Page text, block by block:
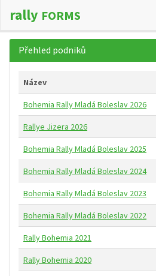
rally FORMS
Přehled podniků
Název
Bohemia Rally Mladá Boleslav 2026
Rallye Jizera 2026
Bohemia Rally Mladá Boleslav 2025
Bohemia Rally Mladá Boleslav 2024
Bohemia Rally Mladá Boleslav 2023
Bohemia Rally Mladá Boleslav 2022
Rally Bohemia 2021
Rally Bohemia 2020